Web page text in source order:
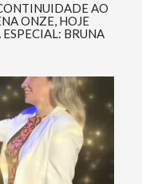
AO
ONZE, HOJE
BRUNA